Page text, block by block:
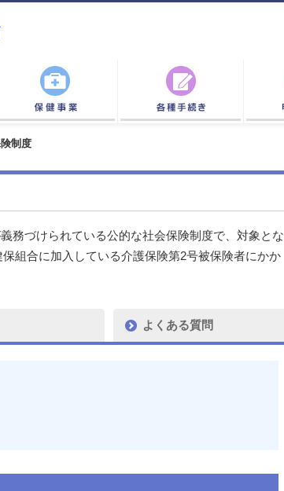
制度
務づけられている公的な社会保険制度で、対象とな
組合に加入している介護保険第2号被保険者にかか
よくある質問